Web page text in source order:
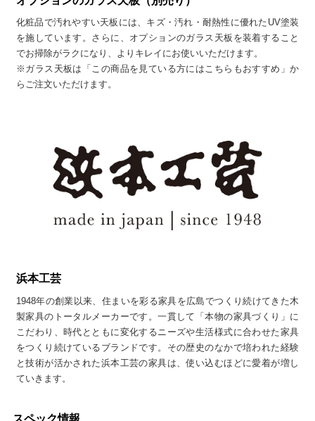
化粧品で汚れやすい天板には、キズ・汚れ・耐熱性に優れたUV塗装
を施しています。さらに、オプションのガラス天板を装着すること
でお掃除がラクになり、よりキレイにお使いいただけます。
※ガラス天板は「この商品を見ている方にはこちらもおすすめ」か
らご注文いただけます。
浜本工芸
1948年の創業以来、住まいを彩る家具を広島でつくり続けてきた木
製家具のトータルメーカーです。一貫して「本物の家具づくり」に
こだわり、時代とともに変化するニーズや生活様式に合わせた家具
をつくり続けているブランドです。その歴史のなかで培われた経験
と技術が活かされた浜本工芸の家具は、使い込むほどに愛着が増し
ていきます。
スペック情報